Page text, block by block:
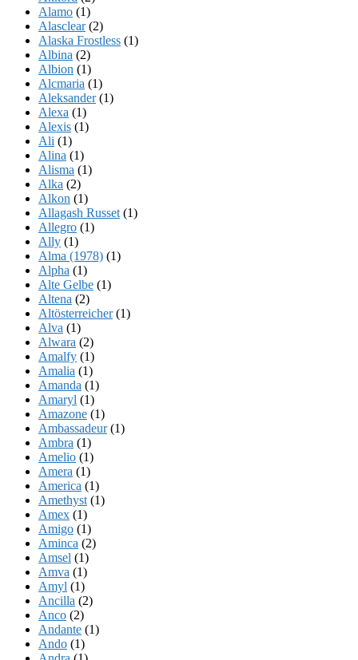
Alamo (1)
Alasclear(2)
Alaska Frostless (1)
Albina (2)
Albion (1)
Alcmaria (1)
Aleksander(1)
Alexa (1)
Alexis (1)
Ali (1)
Alina (1)
Alisma (1)
Alka (2)
Alkon (1)
Allagash Russet (1)
Allegro (1)
Ally (1)
Alma (1978) (1)
Alpha (1)
Alte Gelbe (1)
Altena (2)
Altösterreicher(1)
Alva (1)
Alwara (2)
Amalfy (1)
Amalia (1)
Amanda (1)
Amaryl (1)
Amazone (1)
Ambassadeur(1)
Ambra (1)
Amelio (1)
Amera (1)
America (1)
Amethyst (1)
Amex (1)
Amigo (1)
Aminca (2)
Amsel (1)
Amva (1)
Amyl (1)
Ancilla (2)
Anco (2)
Andante (1)
Ando (1)